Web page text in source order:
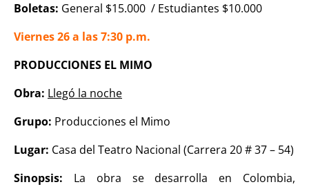
Boletas: General $15.000 / Estudiantes $10.000
Viernes 26 a las 7:30 p.m.
PRODUCCIONES EL MIMO
Obra: Llegó la noche
Grupo: Producciones el Mimo
Lugar: Casa del Teatro Nacional (Carrera 20 # 37 – 54)
Sinopsis: La obra se desarrolla en Colombia,